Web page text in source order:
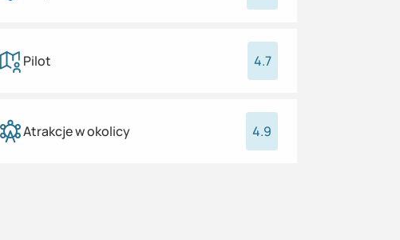
Pilot 4.7
Atrakcje w okolicy 4.9